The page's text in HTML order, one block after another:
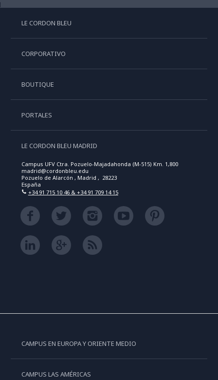
LE CORDON BLEU
CORPORATIVO
BOUTIQUE
PORTALES
LE CORDON BLEU MADRID
Campus UFV Ctra. Pozuelo-Majadahonda (M-515) Km. 1,800
madrid@cordonbleu.edu
Pozuelo de Alarcón , Madrid , 28223
España
+34 91 715 10 46 & +34 91 709 14 15
CAMPUS EN EUROPA Y ORIENTE MEDIO
CAMPUS LAS AMÉRICAS